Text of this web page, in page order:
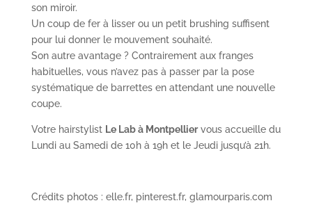
son miroir.
Un coup de fer à lisser ou un petit brushing suffisent
pour lui donner le mouvement souhaité.
Son autre avantage ? Contrairement aux franges
habituelles, vous n’avez pas à passer par la pose
systématique de barrettes en attendant une nouvelle
coupe.
Votre hairstylist Le Lab à Montpelliervous accueille du
Lundi au Samedi de 10h à 19h et le Jeudi jusqu’à 21h.
Crédits photos : elle.fr, pinterest.fr, glamourparis.com